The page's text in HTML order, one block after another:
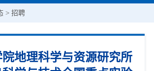
>招聘
地理科学与资源研究所